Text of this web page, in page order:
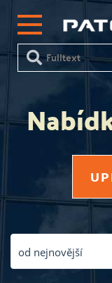
od nejnovější